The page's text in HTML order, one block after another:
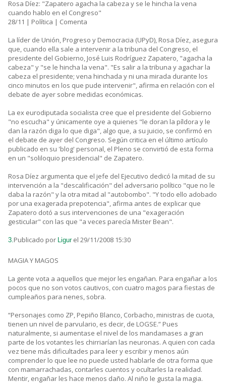
Rosa Díez: "Zapatero agacha la cabeza y se le hincha la vena
cuando hablo en el Congreso"
28/11 | Política | Comenta
La líder de Unión, Progreso y Democracia (UPyD), Rosa Díez, asegura
que, cuando ella sale a intervenir a la tribuna del Congreso, el
presidente del Gobierno, José Luis Rodríguez Zapatero, "agacha la
cabeza" y "se le hincha la vena". "Es salir a la tribuna y agachar la
cabeza el presidente; vena hinchada y ni una mirada durante los
cinco minutos en los que pude intervenir", afirma en relación con el
debate de ayer sobre medidas económicas.
La ex eurodiputada socialista cree que el presidente del Gobierno
"no escucha" y únicamente oye a quienes "le doran la píldora y le
dan la razón diga lo que diga", algo que, a su juicio, se confirmó en
el debate de ayer del Congreso. Según critica en el último artículo
publicado en su 'blog' personal, el Pleno se convirtió de esta forma
en un "soliloquio presidencial" de Zapatero.
Rosa Díez argumenta que el jefe del Ejecutivo dedicó la mitad de su
intervención a la "descalificación" del adversario político "que no le
daba la razón" y la otra mitad al "autobombo". "Y todo ello adobado
por una exagerada prepotencia", afirma antes de explicar que
Zapatero dotó a sus intervenciones de una "exageración
gesticular" con las que "a veces parecía Mister Bean".
3.Publicado por Ligur el 29/11/2008 15:30
MAGIA Y MAGOS
La gente vota a aquellos que mejor les engañan. Para engañar a los
pocos que no son votos cautivos, con cuatro magos para fiestas de
cumpleaños para nenes, sobra.
“Personajes como ZP, Pepiño Blanco, Corbacho, ministras de cuota,
tienen un nivel de parvulario, es decir, de LOGSE.” Pues
naturalmente, si aumentase el nivel de los mandamases a gran
parte de los votantes les chirriarían las neuronas. A quien con cada
vez tiene más dificultades para leer y escribir y menos aún
comprender lo que lee no puede usted hablarle de otra forma que
con mamarrachadas, contarles cuentos y ocultarles la realidad.
Mentir, engañar les hace menos daño. Al niño le gusta la magia.